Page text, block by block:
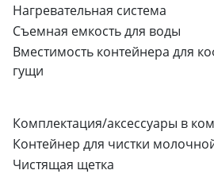
Нагревательная система
Съемная емкость для воды
Вместимость контейнера для
гущи
Комплектация/аксессуары в
Контейнер для чистки
Чистящая щетка